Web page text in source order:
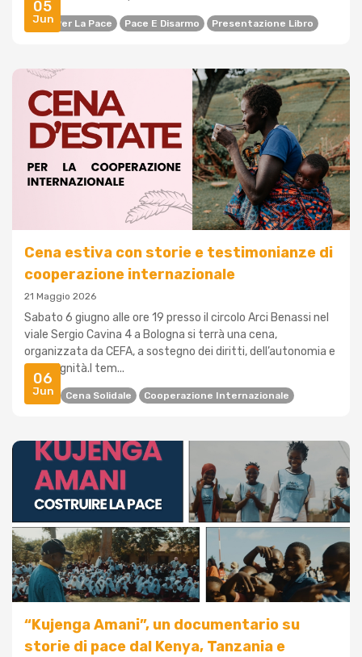
05
Jun
Casa Per La Pace Pace E Disarmo Presentazione Libro
06
Jun
Cena estiva con storie e testimonianze di
cooperazione internazionale
21 Maggio 2026
Sabato 6 giugno alle ore 19 presso il circolo Arci Benassi nel
viale Sergio Cavina 4 a Bologna si terrà una cena,
organizzata da CEFA, a sostegno dei diritti, dell’autonomia e
della dignità.I tem...
Cefa Cena Solidale Cooperazione Internazionale
“Kujenga Amani”, un documentario su
storie di pace dal Kenya, Tanzania e